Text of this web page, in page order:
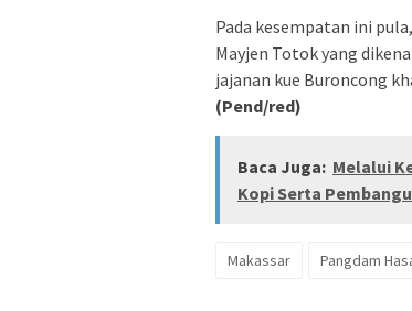
Pada kesempatan ini
Mayjen Totok yang
jajanan kue Buroncong
(Pend/red)
Baca Juga: Melalui
Kopi Serta
Makassar Pangdam